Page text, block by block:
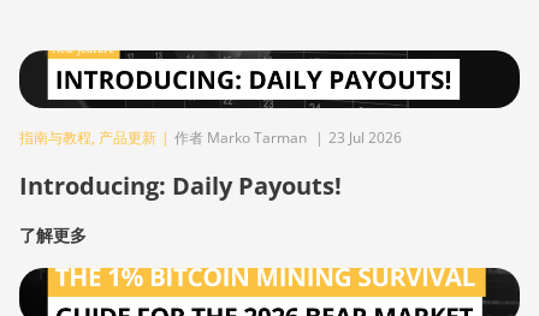
指南与教程, 产品更新 | 作者 Marko Tarman | 23 Jul 2026
Introducing: Daily Payouts!
了解更多